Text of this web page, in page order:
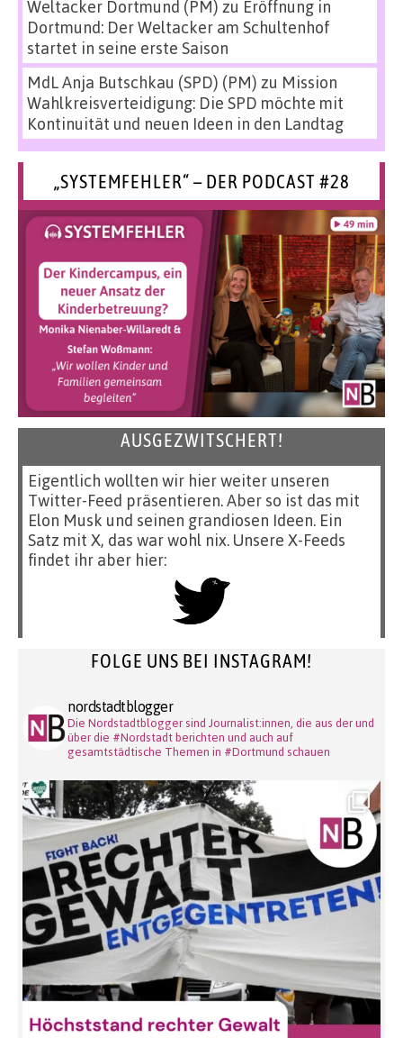
Weltacker Dortmund (PM) zu Eröffnung in
Dortmund: Der Weltacker am Schultenhof
startet in seine erste Saison
MdL Anja Butschkau (SPD) (PM) zu Mission
Wahlkreisverteidigung: Die SPD möchte mit
Kontinuität und neuen Ideen in den Landtag
„SYSTEMFEHLER“ – DER PODCAST #28
AUSGEZWITSCHERT!
Eigentlich wollten wir hier weiter unseren
Twitter-Feed präsentieren. Aber so ist das mit
Elon Musk und seinen grandiosen Ideen. Ein
Satz mit X, das war wohl nix. Unsere X-Feeds
findet ihr aber hier:
FOLGE UNS BEI INSTAGRAM!
nordstadtblogger
Die Nordstadtblogger sind Journalist:innen, die aus der und
über die #Nordstadt berichten und auch auf
gesamtstädtische Themen in #Dortmund schauen